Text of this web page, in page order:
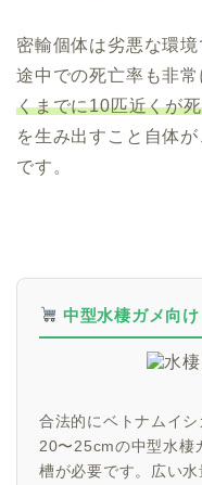
密輸個体は劣悪な環
途中での死亡率も非
くまでに10匹近くが
を生み出すこと自体
です。
中型水棲ガメ向
合法的にベトナムイ
20〜25cmの中型水棲
槽が必要です。広い